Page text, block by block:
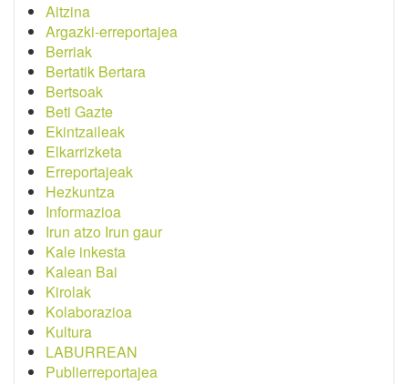
Aitzina
Argazki-erreportajea
Berriak
Bertatik Bertara
Bertsoak
Beti Gazte
Ekintzaileak
Elkarrizketa
Erreportajeak
Hezkuntza
Informazioa
Irun atzo Irun gaur
Kale inkesta
Kalean Bai
Kirolak
Kolaborazioa
Kultura
LABURREAN
Publierreportajea